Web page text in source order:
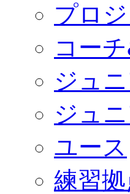
プロ
コー
ジュ
ジュ
ユース
練習